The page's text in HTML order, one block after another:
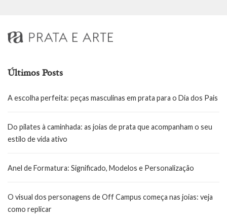
Últimos Posts
A escolha perfeita: peças masculinas em prata para o Dia dos Pais
Do pilates à caminhada: as joias de prata que acompanham o seu
estilo de vida ativo
Anel de Formatura: Significado, Modelos e Personalização
O visual dos personagens de Off Campus começa nas joias: veja
como replicar